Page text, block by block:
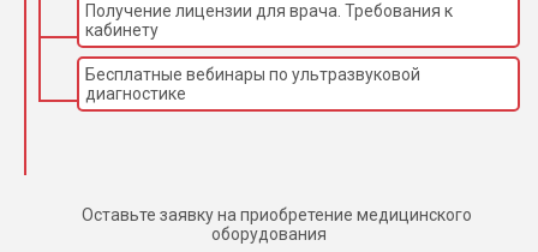
Получение лицензии для врача. Требования к
кабинету
Бесплатные вебинары по ультразвуковой
диагностике
Оставьте заявку на приобретение медицинского
оборудования